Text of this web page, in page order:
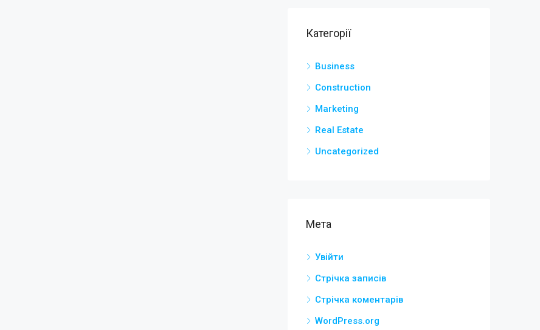
Категорії
Business
Construction
Marketing
Real Estate
Uncategorized
Мета
Увійти
Стрічка записів
Стрічка коментарів
WordPress.org